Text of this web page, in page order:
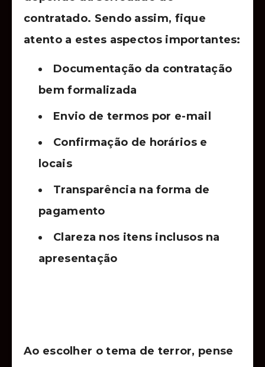
contratado. Sendo assim, fique
atento a estes aspectos importantes:
Documentação da contratação
bem formalizada
Envio de termos por e-mail
Confirmação de horários e
locais
Transparência na forma de
pagamento
Clareza nos itens inclusos na
apresentação
Ao escolher o tema de terror, pense